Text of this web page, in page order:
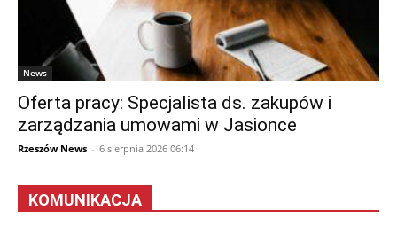
News
Oferta pracy: Specjalista ds. zakupów i
zarządzania umowami w Jasionce
Rzeszów News - 6 sierpnia 2026 06:14
KOMUNIKACJA